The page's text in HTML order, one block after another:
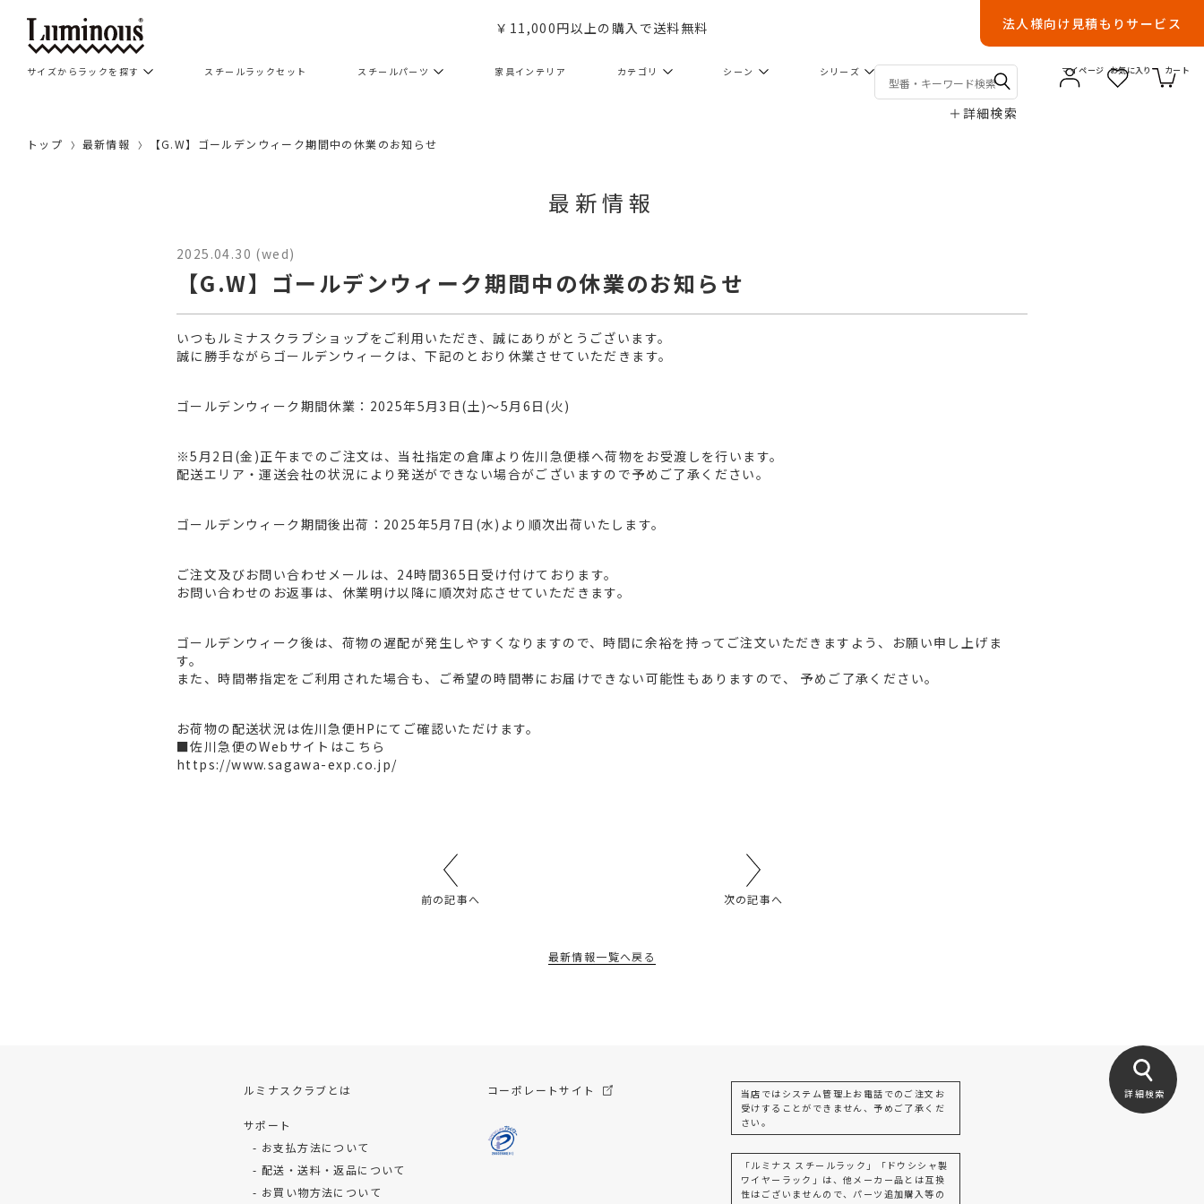
￥11,000円以上の購入で送料無料 法人様向け見積もりサービス
サイズからラックを探す スチールラックセット スチールパーツ 家具インテリア カテゴリ シーン シリーズ
＋ 詳細検索
マイページ お気に入り カート
トップ 最新情報 【G.W】ゴールデンウィーク期間中の休業のお知らせ
最新情報
2025.04.30 (wed)
【G.W】ゴールデンウィーク期間中の休業のお知らせ
いつもルミナスクラブショップをご利用いただき、誠にありがとうございます。
誠に勝手ながらゴールデンウィークは、下記のとおり休業させていただきます。
ゴールデンウィーク期間休業：2025年5月3日(土)～5月6日(火)
※5月2日(金)正午までのご注文は、当社指定の倉庫より佐川急便様へ荷物をお受渡しを行います。
配送エリア・運送会社の状況により発送ができない場合がございますので予めご了承ください。
ゴールデンウィーク期間後出荷：2025年5月7日(水)より順次出荷いたします。
ご注文及びお問い合わせメールは、24時間365日受け付けております。
お問い合わせのお返事は、休業明け以降に順次対応させていただきます。
ゴールデンウィーク後は、荷物の遅配が発生しやすくなりますので、時間に余裕を持ってご注文いただきますよう、お願い申し上げま
す。
また、時間帯指定をご利用された場合も、ご希望の時間帯にお届けできない可能性もありますので、 予めご了承ください。
お荷物の配送状況は佐川急便HPにてご確認いただけます。
■佐川急便のWebサイトはこちら
https://www.sagawa-exp.co.jp/
前の記事へ
最新情報一覧へ戻る
次の記事へ
詳細検索
ルミナスクラブとは
サポート
お支払方法について
配送・送料・返品について
お買い物方法について
コーポレートサイト
当店ではシステム管理上お電話でのご注文お
受けすることができません、予めご了承くだ
さい。
「ルミナス スチールラック」「ドウシシャ製
ワイヤーラック」は、他メーカー品とは互換
性はございませんので、パーツ追加購入等の